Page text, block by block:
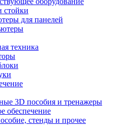
стойки
для панелей
техника
3D пособия и тренажеры
обеспечение
стенды и прочее